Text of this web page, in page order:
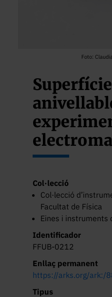
Foto:
Superfície
Col·lecció
Col·lecció
Facultat de Física
Eines i instruments
Identificador
FFUB-0212
Enllaç permanent
https://arks.org/ark:/
Tipus